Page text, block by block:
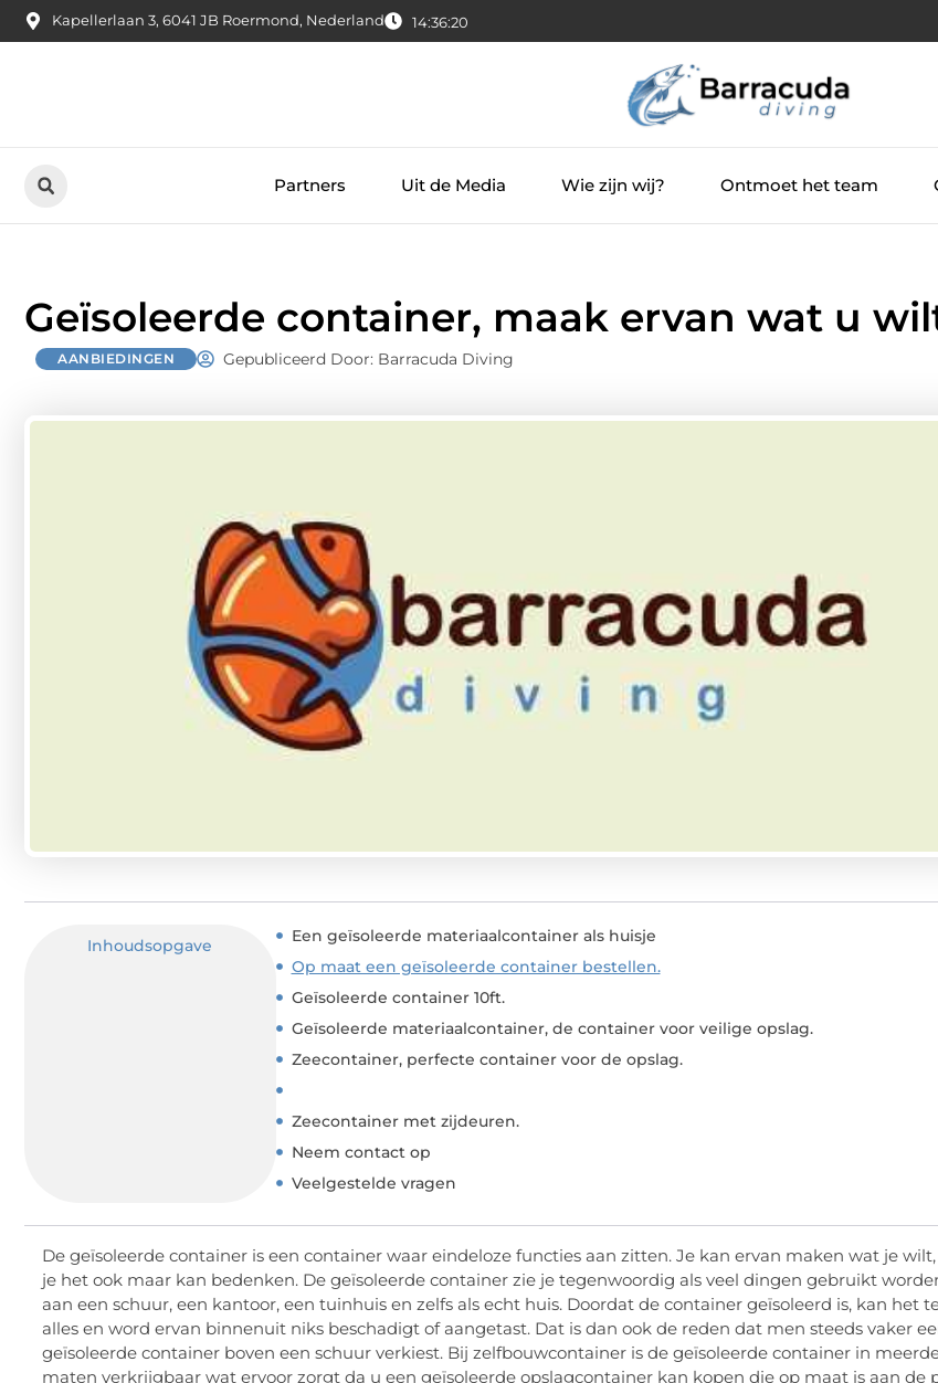
Kapellerlaan 3, 6041 JB Roermond, Nederland 14:36:21
Partners Uit de Media Wie zijn wij? Ontmoet het team
Geïsoleerde container, maak ervan wat u
AANBIEDINGEN Gepubliceerd Door: Barracuda Diving
Inhoudsopgave
Een geïsoleerde materiaalcontainer als huisje
Op maat een geïsoleerde container bestellen.
Geïsoleerde container 10ft.
Geïsoleerde materiaalcontainer, de container voor veilige opslag.
Zeecontainer, perfecte container voor de opslag.
Zeecontainer met zijdeuren.
Neem contact op
Veelgestelde vragen
De geïsoleerde container is een container waar eindeloze functies aan zitten. Je kan ervan maken wat je
je het ook maar kan bedenken. De geïsoleerde container zie je tegenwoordig als veel dingen gebruikt
aan een schuur, een kantoor, een tuinhuis en zelfs als echt huis. Doordat de container geïsoleerd is, kan het
alles en word ervan binnenuit niks beschadigt of aangetast. Dat is dan ook de reden dat men steeds vaker
geïsoleerde container boven een schuur verkiest. Bij zelfbouwcontainer is de geïsoleerde container in
maten verkrijgbaar wat ervoor zorgt da u een geïsoleerde opslagcontainer kan kopen die op maat is aan de